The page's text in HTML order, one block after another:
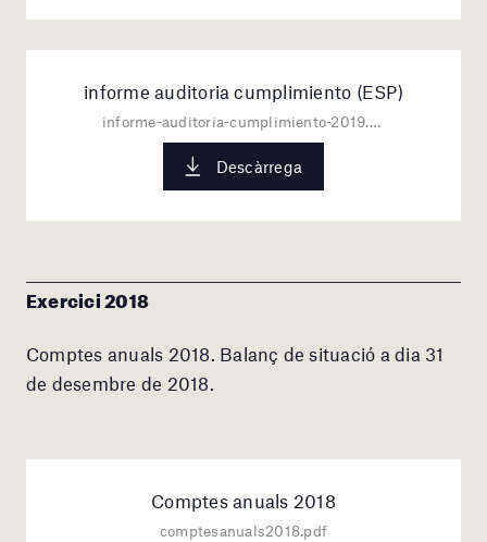
informe auditoria cumplimiento (ESP)
informe-auditoria-cumplimiento-2019.pdf
Descàrrega
Exercici 2018
Comptes anuals 2018. Balanç de situació a dia 31
de desembre de 2018.
Comptes anuals 2018
comptesanuals2018.pdf